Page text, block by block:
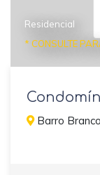
Residencial
* CONSULTE
Barro